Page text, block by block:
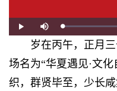
Play Mute Loaded:
岁在丙午，正月
场名为“华夏遇见·文
织，群贤毕至，少长